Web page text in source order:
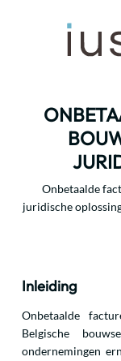
Onbetaalde
juridische
Inleiding
Onbetaalde
Belgische
ondernemingen